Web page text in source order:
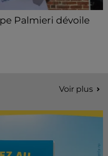
Palmieri dévoile
Voir plus